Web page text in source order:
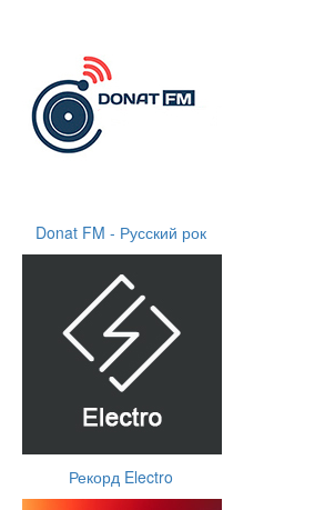
Donat FM - Русский рок
Рекорд Electro